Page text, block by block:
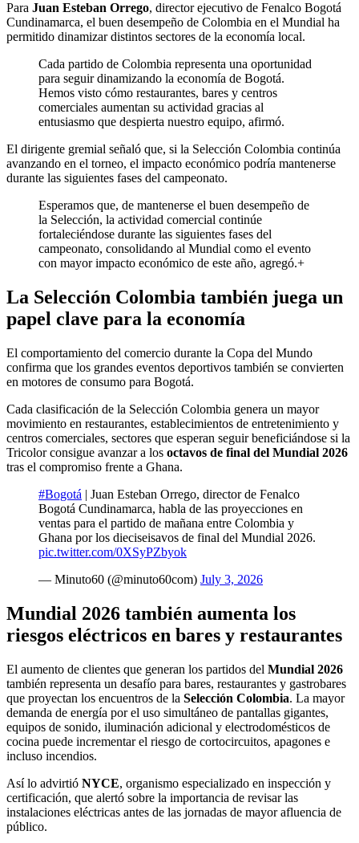
Para Juan Esteban Orrego, director ejecutivo de Fenalco Bogotá
Cundinamarca, el buen desempeño de Colombia en el Mundial ha
permitido dinamizar distintos sectores de la economía local.
Cada partido de Colombia representa una oportunidad
para seguir dinamizando la economía de Bogotá.
Hemos visto cómo restaurantes, bares y centros
comerciales aumentan su actividad gracias al
entusiasmo que despierta nuestro equipo, afirmó.
El dirigente gremial señaló que, si la Selección Colombia continúa
avanzando en el torneo, el impacto económico podría mantenerse
durante las siguientes fases del campeonato.
Esperamos que, de mantenerse el buen desempeño de
la Selección, la actividad comercial continúe
fortaleciéndose durante las siguientes fases del
campeonato, consolidando al Mundial como el evento
con mayor impacto económico de este año, agregó.+
La Selección Colombia también juega un
papel clave para la economía
El comportamiento del comercio durante la Copa del Mundo
confirma que los grandes eventos deportivos también se convierten
en motores de consumo para Bogotá.
Cada clasificación de la Selección Colombia genera un mayor
movimiento en restaurantes, establecimientos de entretenimiento y
centros comerciales, sectores que esperan seguir beneficiándose si la
Tricolor consigue avanzar a los octavos de final del Mundial 2026
tras el compromiso frente a Ghana.
#Bogotá | Juan Esteban Orrego, director de Fenalco
Bogotá Cundinamarca, habla de las proyecciones en
ventas para el partido de mañana entre Colombia y
Ghana por los dieciseisavos de final del Mundial 2026.
pic.twitter.com/0XSyPZbyok
— Minuto60 (@minuto60com) July 3, 2026
Mundial 2026 también aumenta los
riesgos eléctricos en bares y restaurantes
El aumento de clientes que generan los partidos del Mundial 2026
también representa un desafío para bares, restaurantes y gastrobares
que proyectan los encuentros de la Selección Colombia. La mayor
demanda de energía por el uso simultáneo de pantallas gigantes,
equipos de sonido, iluminación adicional y electrodomésticos de
cocina puede incrementar el riesgo de cortocircuitos, apagones e
incluso incendios.
Así lo advirtió NYCE, organismo especializado en inspección y
certificación, que alertó sobre la importancia de revisar las
instalaciones eléctricas antes de las jornadas de mayor afluencia de
público.